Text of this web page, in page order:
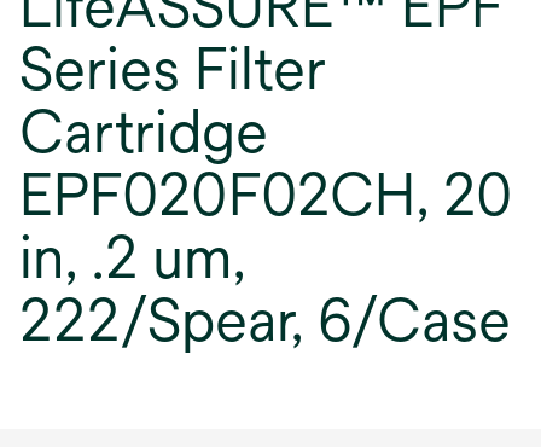
Series Filter
Cartridge
EPF020F02CH, 20
in, .2 um,
222/Spear, 6/Case